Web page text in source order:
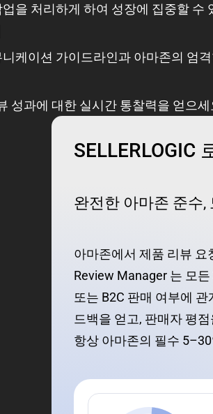
을 처리하게 하여 성장에 집중할 수
케이션 가이드라인과 아마존의 엄
성과에 대한 실시간 통찰력을 얻으세
SELLERLOGIC
완전한 아마존 준수,
아마존에서 제품 리뷰 요
Review Manager 는 모
또는 B2C 판매 여부에
드백을 얻고, 판매자 평
항상 아마존의 필수